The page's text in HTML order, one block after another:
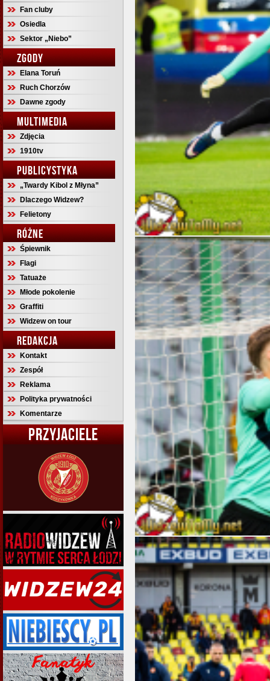
Fan cluby
Osiedla
Sektor „Niebo”
ZGODY
Elana Toruń
Ruch Chorzów
Dawne zgody
MULTIMEDIA
Zdjęcia
1910tv
PUBLICYSTYKA
„Twardy Kibol z Młyna”
Dlaczego Widzew?
Felietony
RÓŻNE
Śpiewnik
Flagi
Tatuaże
Młode pokolenie
Graffiti
Widzew on tour
REDAKCJA
Kontakt
Zespół
Reklama
Polityka prywatności
Komentarze
PRZYJACIELE